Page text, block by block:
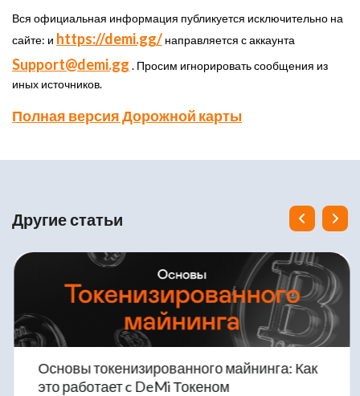
Вся официальная информация публикуется исключительно на
сайте: и https://demi.gg/ направляется с аккаунта
Support@demi.gg . Просим игнорировать сообщения из
иных источников.
Полная версия Дорожной карты
Другие статьи
Основы токенизированного майнинга: Как
это работает c DeMi Токеном